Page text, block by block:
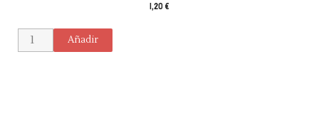
1,20 €
Añadir